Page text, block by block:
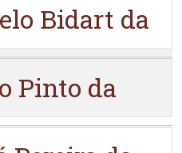
Bidart da
Pinto da